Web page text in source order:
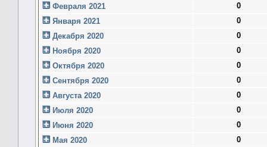
Февраля 2021
0
Января 2021
0
Декабря 2020
0
Ноября 2020
0
Октября 2020
0
Сентября 2020
0
Августа 2020
0
Июля 2020
0
Июня 2020
0
Мая 2020
0